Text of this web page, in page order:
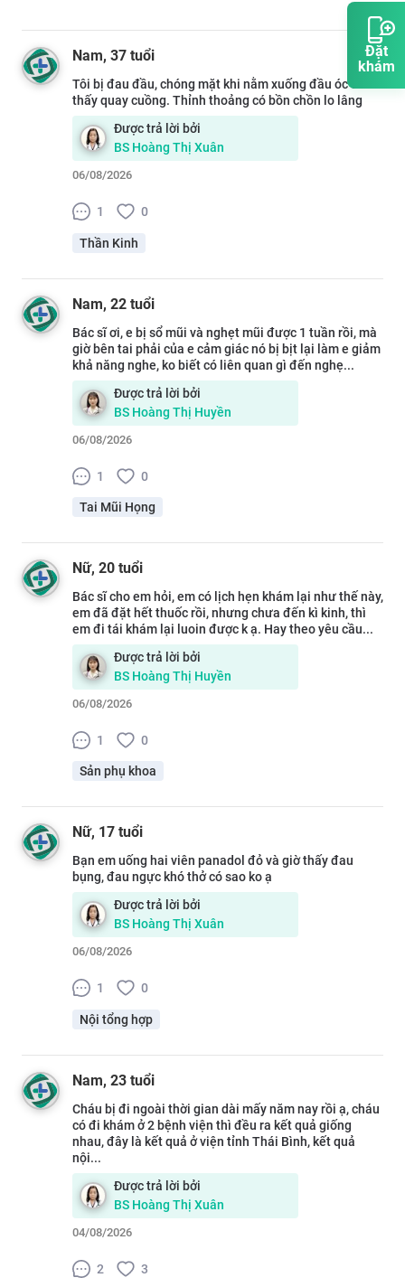
Đặt
khám
Nam, 37 tuổi
Tôi bị đau đầu, chóng mặt khi nằm xuống đầu óc cảm
thấy quay cuồng. Thỉnh thoảng có bồn chồn lo lâng
Được trả lời bởi
BS Hoàng Thị Xuân
06/08/2026
1 0
Thần Kinh
Nam, 22 tuổi
Bác sĩ ơi, e bị sổ mũi và nghẹt mũi được 1 tuần rồi, mà
giờ bên tai phải của e cảm giác nó bị bịt lại làm e giảm
khả năng nghe, ko biết có liên quan gì đến nghẹ...
Được trả lời bởi
BS Hoàng Thị Huyền
06/08/2026
1 0
Tai Mũi Họng
Nữ, 20 tuổi
Bác sĩ cho em hỏi, em có lịch hẹn khám lại như thế này,
em đã đặt hết thuốc rồi, nhưng chưa đến kì kinh, thì
em đi tái khám lại luoin được k ạ. Hay theo yêu cầu...
Được trả lời bởi
BS Hoàng Thị Huyền
06/08/2026
1 0
Sản phụ khoa
Nữ, 17 tuổi
Bạn em uống hai viên panadol đỏ và giờ thấy đau
bụng, đau ngực khó thở có sao ko ạ
Được trả lời bởi
BS Hoàng Thị Xuân
06/08/2026
1 0
Nội tổng hợp
Nam, 23 tuổi
Cháu bị đi ngoài thời gian dài mấy năm nay rồi ạ, cháu
có đi khám ở 2 bệnh viện thì đều ra kết quả giống
nhau, đây là kết quả ở viện tỉnh Thái Bình, kết quả
nội...
Được trả lời bởi
BS Hoàng Thị Xuân
04/08/2026
2 3